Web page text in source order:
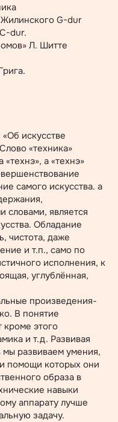
G-dur
dur.
Л. Шитте
искусстве
«техника»
а «технэ»
самого искусства. а
словами, является
Обладание
чистота, даже
и т.п., само по
исполнения, к
углублённая,
произведения-
В понятие
кроме этого
и т.д. Развивая
мы развиваем умения,
помощи которых они
образа в
навыки
аппарату лучше
задачу.